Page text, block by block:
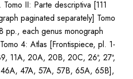
II: Parte descriptiva [111
paginated separately] Tomo
pp., each genus monograph
4: Atlas [Frontispiece, pl. 1-
11A, 20A, 20B, 20C, 26ª, 27ª,
47A, 57A, 57B, 65A, 65B],